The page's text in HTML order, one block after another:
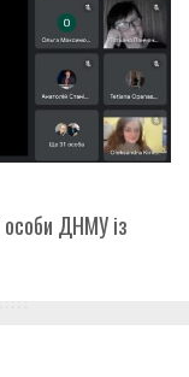
особи ДНМУ із